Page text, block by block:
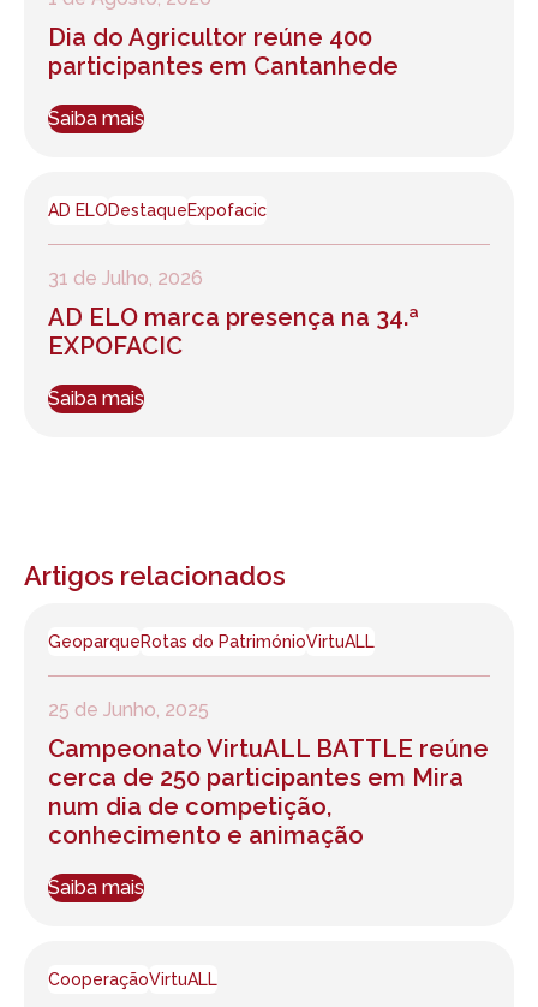
Dia do Agricultor reúne 400
participantes em Cantanhede
Saiba mais
AD ELODestaqueExpofacic
31 de Julho, 2026
AD ELO marca presença na 34.ª
EXPOFACIC
Saiba mais
Artigos relacionados
GeoparqueRotas do PatrimónioVirtuALL
25 de Junho, 2025
Campeonato VirtuALL BATTLE reúne
cerca de 250 participantes em Mira
num dia de competição,
conhecimento e animação
Saiba mais
CooperaçãoVirtuALL